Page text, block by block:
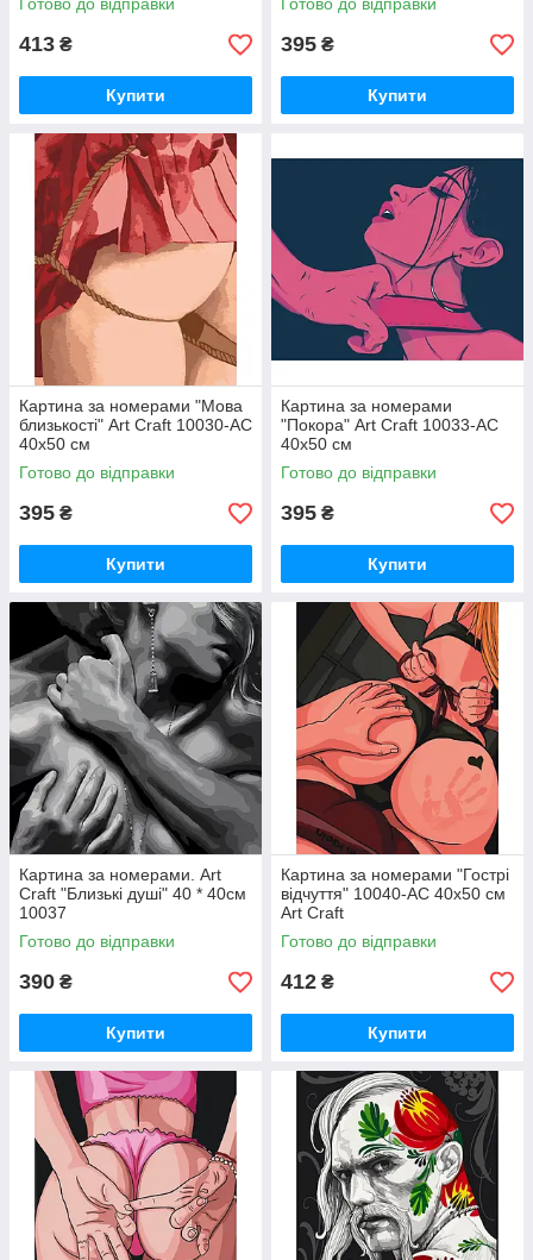
413 ₴
Купити
395 ₴
Купити
Картина за номерами "Мова
близькості" Art Craft 10030-AC
40х50 см
Готово до відправки
395 ₴
Купити
Картина за номерами
"Покора" Art Craft 10033-AC
40х50 см
Готово до відправки
395 ₴
Купити
Картина за номерами. Art
Craft "Близькі душі" 40 * 40см
10037
Готово до відправки
390 ₴
Купити
Картина за номерами "Гострі
відчуття" 10040-AC 40х50 см
Art Craft
Готово до відправки
412 ₴
Купити